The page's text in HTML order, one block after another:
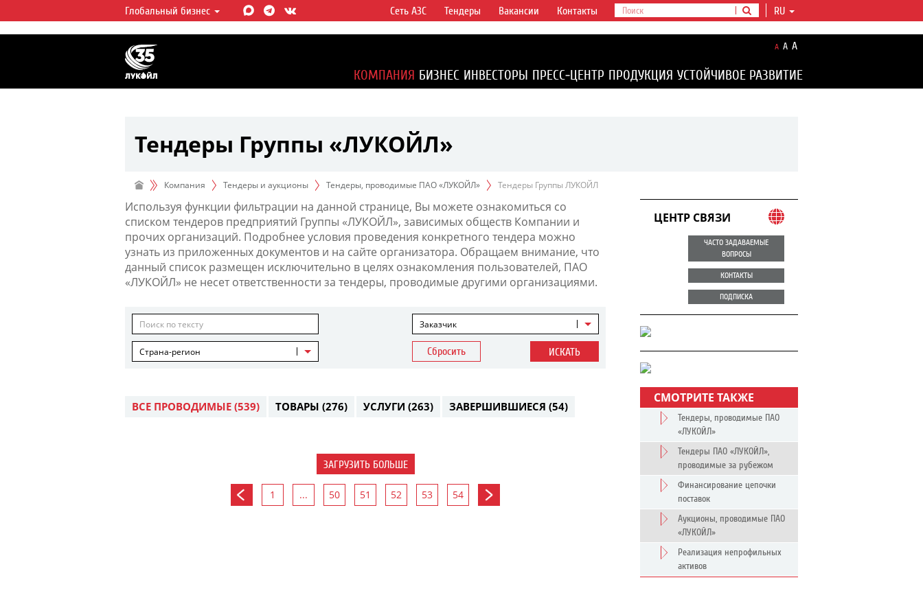
ЛУКОЙЛ СЕГОДНЯ
ЛУКОЙЛ — одна из крупнейших вертикально
интегрированных нефтегазовых компаний в
мире, на долю которой приходится более 2%
мировой добычи нефти и около 1% доказанных
Глобальный бизнес RU
Сеть АЗС Тендеры Вакансии Контакты
A A A
КОМПАНИЯ БИЗНЕС ИНВЕСТОРЫ ПРЕСС-ЦЕНТР ПРОДУКЦИЯ УСТОЙЧИВОЕ РАЗВИТИЕ
Тендеры Группы «ЛУКОЙЛ»
Компания Тендеры и аукционы Тендеры, проводимые ПАО «ЛУКОЙЛ» Тендеры Группы ЛУКОЙЛ
Используя функции фильтрации на данной странице, Вы можете ознакомиться со
списком тендеров предприятий Группы «ЛУКОЙЛ», зависимых обществ Компании и
прочих организаций. Подробнее условия проведения конкретного тендера можно
узнать из приложенных документов и на сайте организатора. Обращаем внимание, что
данный список размещен исключительно в целях ознакомления пользователей, ПАО
«ЛУКОЙЛ» не несет ответственности за тендеры, проводимые другими организациями.
Заказчик
Страна-регион Сбросить ИСКАТЬ
ВСЕ ПРОВОДИМЫЕ (539) ТОВАРЫ (276) УСЛУГИ (263) ЗАВЕРШИВШИЕСЯ (54)
ЗАГРУЗИТЬ БОЛЬШЕ
1 ... 50 51 52 53 54
ЦЕНТР СВЯЗИ
ЧАСТО ЗАДАВАЕМЫЕ
ВОПРОСЫ
КОНТАКТЫ
ПОДПИСКА
СМОТРИТЕ ТАКЖЕ
Тендеры, проводимые ПАО
«ЛУКОЙЛ»
Тендеры ПАО «ЛУКОЙЛ»,
проводимые за рубежом
Финансирование цепочки
поставок
Аукционы, проводимые ПАО
«ЛУКОЙЛ»
Реализация непрофильных
активов